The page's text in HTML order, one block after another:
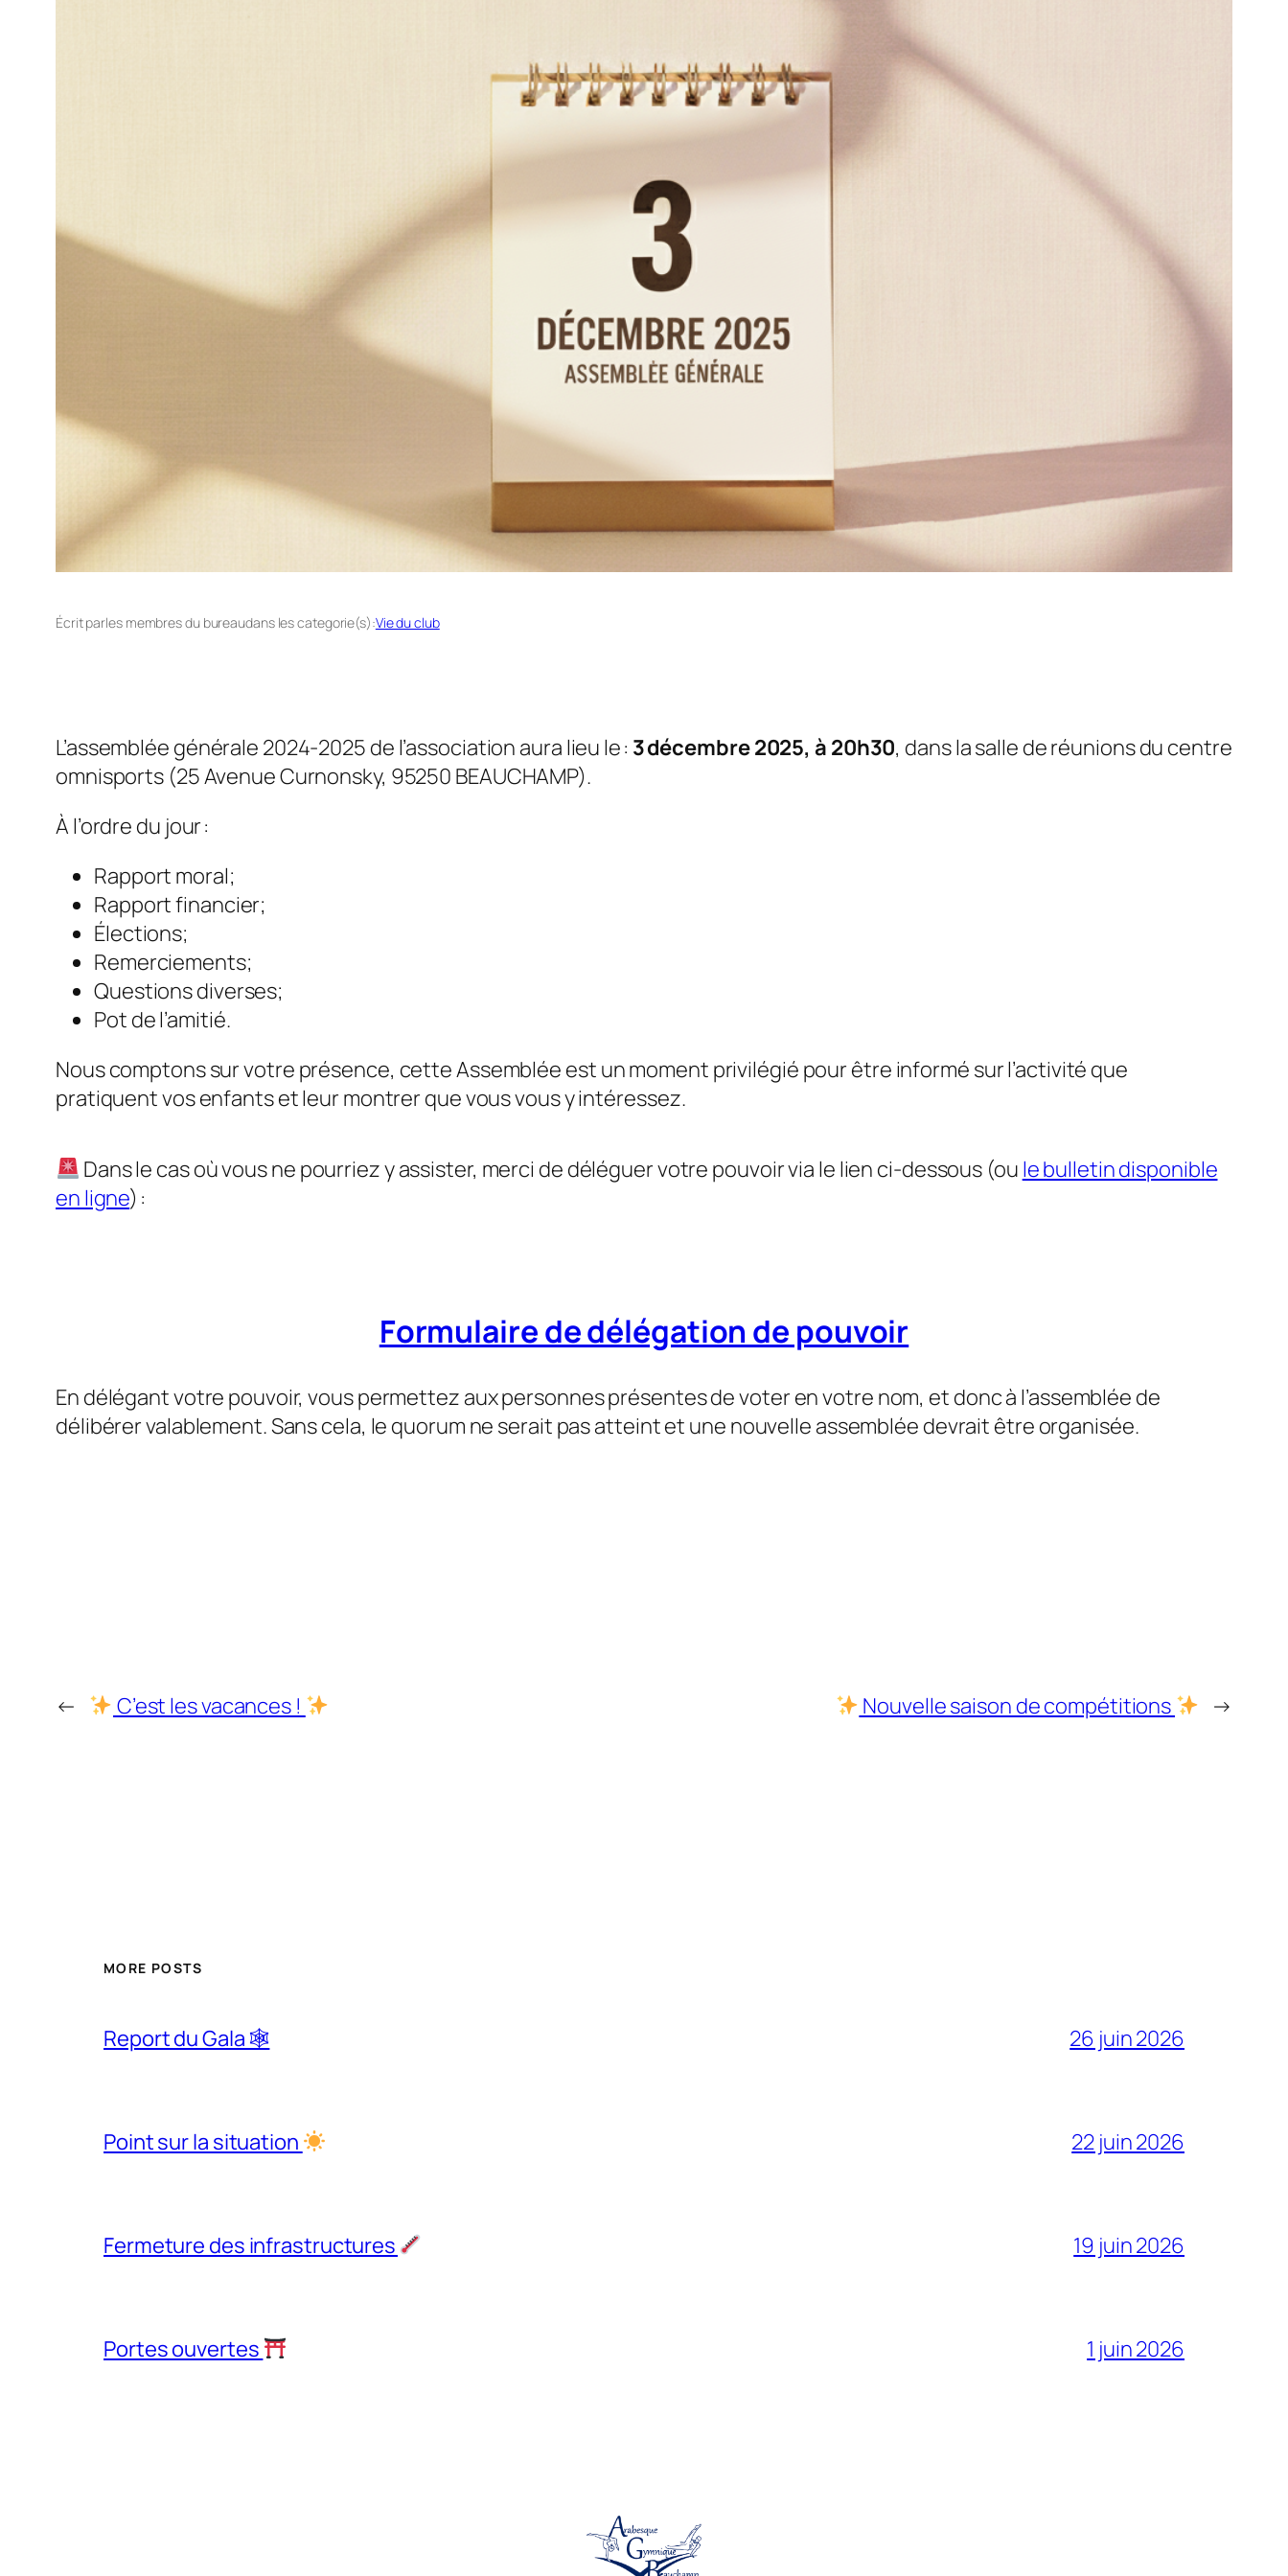
Écrit parles membres du bureaudans les categorie(s):Vie du club
L’assemblée générale 2024-2025 de l’association aura lieu le : 3 décembre 2025, à 20h30, dans la salle de réunions du centre
omnisports (25 Avenue Curnonsky, 95250 BEAUCHAMP).
À l’ordre du jour :
Rapport moral;
Rapport financier;
Élections;
Remerciements;
Questions diverses;
Pot de l’amitié.
Nous comptons sur votre présence, cette Assemblée est un moment privilégié pour être informé sur l’activité que
pratiquent vos enfants et leur montrer que vous vous y intéressez.
Dans le cas où vous ne pourriez y assister, merci de déléguer votre pouvoir via le lien ci-dessous (ou le bulletin disponible
en ligne) :
Formulaire de délégation de pouvoir
En délégant votre pouvoir, vous permettez aux personnes présentes de voter en votre nom, et donc à l’assemblée de
délibérer valablement. Sans cela, le quorum ne serait pas atteint et une nouvelle assemblée devrait être organisée.
← C’est les vacances ! Nouvelle saison de compétitions →
MORE POSTS
Report du Gala 🕸 26 juin 2026
Point sur la situation 22 juin 2026
Fermeture des infrastructures 19 juin 2026
Portes ouvertes 1 juin 2026